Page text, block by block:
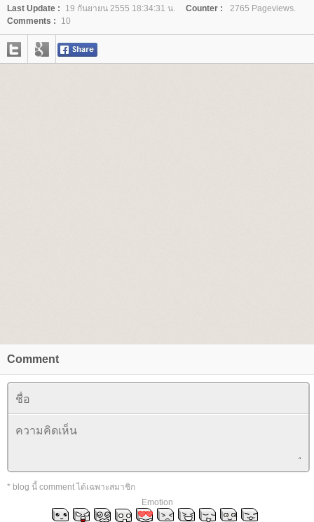
Last Update :
19 กันยายน 2555 18:34:31 น. Counter :
2765 Pageviews.
Comments :
10
Comment
* blog นี้ comment ได้เฉพาะสมาชิก
Emotion